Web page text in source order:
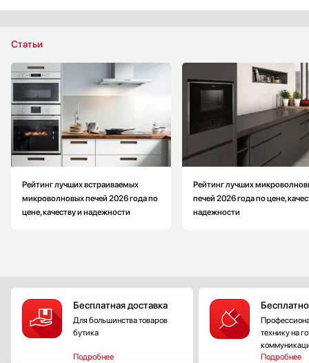
Статьи
Рейтинг лучших встраиваемых
микроволновых печей 2026 года по
цене, качеству и надежности
Рейтинг лучших
печей 2026 года по цене,
надежности
Бесплатная доставка
Для большинства товаров
бутика
Подробнее
технику на
Подробнее